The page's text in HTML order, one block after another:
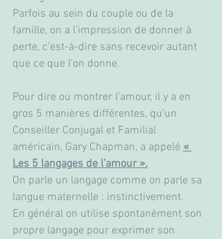
Parfois au sein du couple ou de la
famille, on a l’impression de donner à
perte, c’est-à-dire sans recevoir autant
que ce que l’on donne.
Pour dire ou montrer l’amour, il y a en
gros 5 manières différentes, qu’un
Conseiller Conjugal et Familial
américain, Gary Chapman, a appelé «
Les 5 langages de l’amour ».
On parle un langage comme on parle sa
langue maternelle : instinctivement.
En général on utilise spontanément son
propre langage pour exprimer son